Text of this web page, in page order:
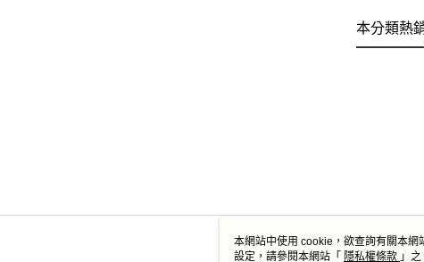
本分類熱
本網站中使用 cookie，欲查詢有關本
設定，請參閱本網站「 隱私權條款 」